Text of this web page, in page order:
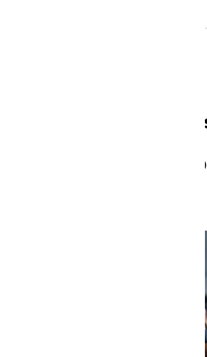
La Legión vuelve a
jueves con motivo de
conmemoración de